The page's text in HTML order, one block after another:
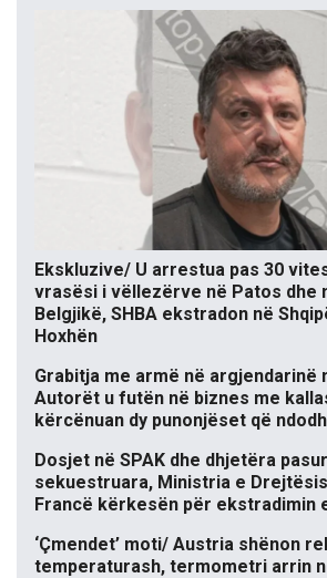
Ekskluzive/ U arrestua pas 30
vrasësi i vëllezërve në Patos dhe
Belgjikë, SHBA ekstradon në
Hoxhën
Grabitja me armë në argjendarinë
Autorët u futën në biznes me
kërcënuan dy punonjëset që
Dosjet në SPAK dhe dhjetëra
sekuestruara, Ministria e
Francë kërkesën për ekstradimin
‘Çmendet’ moti/ Austria shënon
temperaturash, termometri arrin